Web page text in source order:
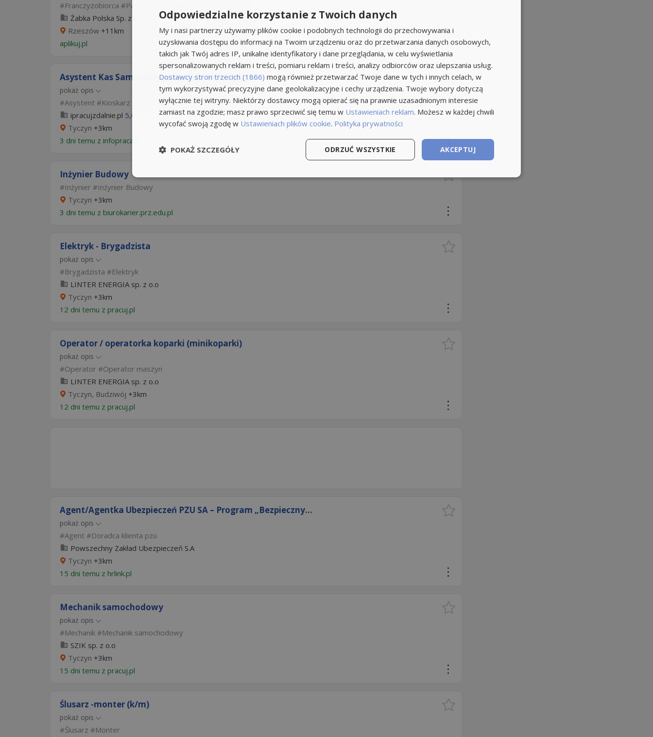
Franczyzobiorca
Partner biznesowy
Żabka Polska Sp. z o. o
Rzeszów +11km
aplikuj.pl
Asystent Kas Samoobsługowych (K,M,X) Tyczyn
pokaż opis
Asystent
Kioskarz
ipracujzdalnie.pl 5,0
Tyczyn +3km
3 dni temu z infopraca.pl
Inżynier Budowy
Inżynier
Inżynier Budowy
Tyczyn +3km
3 dni temu z biurokarier.prz.edu.pl
Elektryk - Brygadzista
pokaż opis
Brygadzista
Elektryk
LINTER ENERGIA sp. z o.o
Tyczyn +3km
12 dni temu z pracuj.pl
Operator / operatorka koparki (minikoparki)
pokaż opis
Operator
Operator maszyn
LINTER ENERGIA sp. z o.o
Tyczyn, Budziwój +3km
12 dni temu z pracuj.pl
Agent/Agentka Ubezpieczeń PZU SA – Program „Bezpieczny...
pokaż opis
Agent
Doradca klienta pzu
Powszechny Zakład Ubezpieczeń S.A
Tyczyn +3km
15 dni temu z hrlink.pl
Mechanik samochodowy
pokaż opis
Mechanik
Mechanik samochodowy
SZIK sp. z o.o
Tyczyn +3km
15 dni temu z pracuj.pl
Ślusarz -monter (k/m)
pokaż opis
Ślusarz Monter
Odpowiedzialne korzystanie z Twoich danych
My i nasi partnerzy używamy plików cookie i podobnych technologii do przechowywania i
uzyskiwania dostępu do informacji na Twoim urządzeniu oraz do przetwarzania danych osobowych,
takich jak Twój adres IP, unikalne identyfikatory i dane przeglądania, w celu wyświetlania
spersonalizowanych reklam i treści, pomiaru reklam i treści, analizy odbiorców oraz ulepszania usług.
Dostawcy stron trzecich (1866) mogą również przetwarzać Twoje dane w tych i innych celach, w
tym wykorzystywać precyzyjne dane geolokalizacyjne i cechy urządzenia. Twoje wybory dotyczą
wyłącznie tej witryny. Niektórzy dostawcy mogą opierać się na prawnie uzasadnionym interesie
zamiast na zgodzie; masz prawo sprzeciwić się temu w Ustawieniach reklam. Możesz w każdej chwili
wycofać swoją zgodę w Ustawieniach plików cookie. Polityka prywatności
AKCEPTUJ
ODRZUĆ WSZYSTKIE
POKAŻ SZCZEGÓŁY